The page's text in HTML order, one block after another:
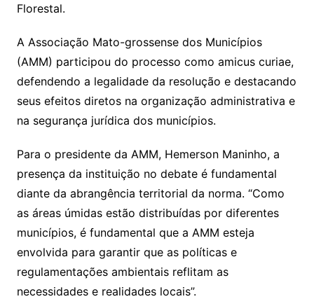
Florestal.
A Associação Mato-grossense dos Municípios
(AMM) participou do processo como amicus curiae,
defendendo a legalidade da resolução e destacando
seus efeitos diretos na organização administrativa e
na segurança jurídica dos municípios.
Para o presidente da AMM, Hemerson Maninho, a
presença da instituição no debate é fundamental
diante da abrangência territorial da norma. “Como
as áreas úmidas estão distribuídas por diferentes
municípios, é fundamental que a AMM esteja
envolvida para garantir que as políticas e
regulamentações ambientais reflitam as
necessidades e realidades locais”.